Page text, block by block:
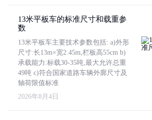
13米平板车的标准尺寸和载重参
数
13米平板车主要技术参数包括: a)外形
尺寸:长13m×宽2.45m,栏板高55cm b)
承载能力:标载30-35吨,最大允许总重
49吨 c)符合国家道路车辆外廓尺寸及
轴荷限值标准
2026年8月4日